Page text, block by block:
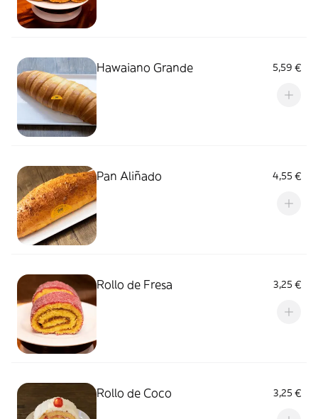
Hawaiano Grande 5,59 €
Pan Aliñado 4,55 €
Rollo de Fresa 3,25 €
Rollo de Coco 3,25 €